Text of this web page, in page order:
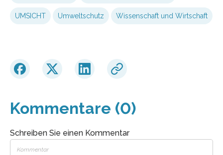
UMSICHT Umweltschutz Wissenschaft und Wirtschaft
Kommentare (0)
Schreiben Sie einen Kommentar